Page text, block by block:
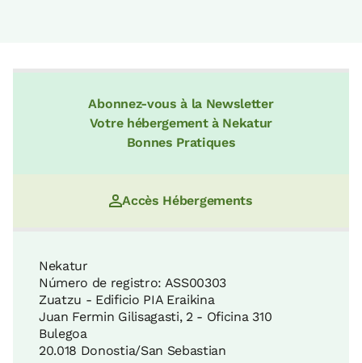
Abonnez-vous à la Newsletter
Votre hébergement à Nekatur
Bonnes Pratiques
Accès Hébergements
Nekatur
Número de registro: ASS00303
Zuatzu - Edificio PIA Eraikina
Juan Fermin Gilisagasti, 2 - Oficina 310
Bulegoa
20.018 Donostia/San Sebastian